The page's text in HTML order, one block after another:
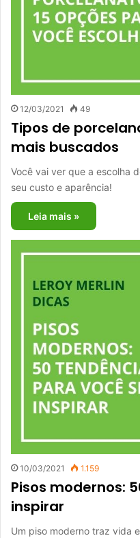
12/03/2021 49
Tipos de
mais buscados
Você vai ver que a escolha
seu custo e aparência!
Leia mais »
10/03/2021 1.159
Pisos modernos:
inspirar
Um piso moderno traz vida